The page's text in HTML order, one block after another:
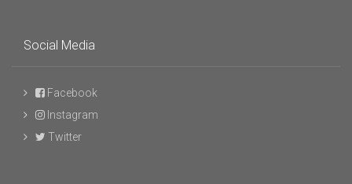
Social Media
Facebook
Instagram
Twitter